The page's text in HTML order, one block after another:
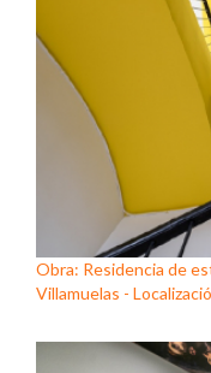
Obra: Residencia de
Villamuelas -